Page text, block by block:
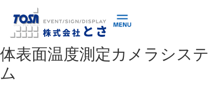
体表面温度測定カメラシステ
ム